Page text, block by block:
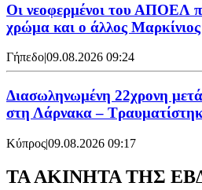
Οι νεοφερμένοι του ΑΠΟΕΛ
χρώμα και ο άλλος Μαρκίνιος
Γήπεδο|09.08.2026 09:24
Διασωληνωμένη 22χρονη
στη Λάρνακα –
Κύπρος|09.08.2026 09:17
ΤΑ ΑΚΙΝΗΤΑ ΤΗΣ